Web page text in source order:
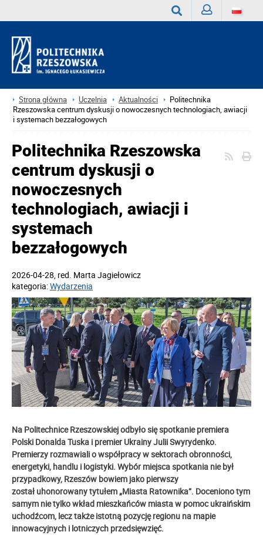
Strona główna Uczelnia Aktualności
Politechnika
Rzeszowska centrum dyskusji o nowoczesnych technologiach, awiacji
i systemach bezzałogowych
Politechnika Rzeszowska
centrum dyskusji o
nowoczesnych
technologiach, awiacji i
systemach
bezzałogowych
2026-04-28, red. Marta Jagiełowicz
kategoria:Wydarzenia
Na Politechnice Rzeszowskiej odbyło się spotkanie premiera
Polski Donalda Tuska i premier Ukrainy Julii Swyrydenko.
Premierzy rozmawiali o współpracy w sektorach obronności,
energetyki, handlu i logistyki. Wybór miejsca spotkania nie był
przypadkowy, Rzeszów bowiem jako pierwszy
został uhonorowany tytułem „Miasta Ratownika”. Doceniono tym
samym nie tylko wkład mieszkańców miasta w pomoc ukraińskim
uchodźcom, lecz także istotną pozycję regionu na mapie
innowacyjnych i lotniczych przedsięwzięć.